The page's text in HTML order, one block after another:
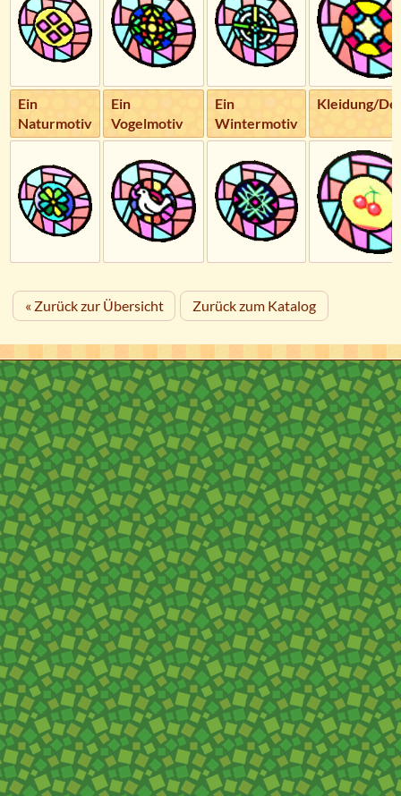
Ein
Naturmotiv
Ein
Vogelmotiv
Ein
Wintermotiv
Kleidung/
« Zurück zur Übersicht Zurück zum Katalog